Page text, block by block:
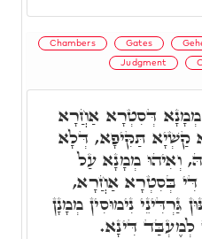
Chambers Gates
Judgment
דְּסִטְרָא אַחֲרָא
קַשְׁיָא תַּקִּיפָא, דְּלָא
וְאִיהוּ מְמָנָא עַל
בְּסִטְרָא אַחֲרָא,
גַּרְדִּינֵי נִימוּסִין מְמָנָן
לְמֶעְבַּד דִּינָא.